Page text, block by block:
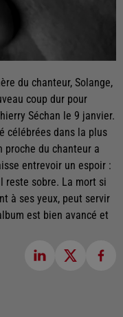
du chanteur, Solange,
coup dur pour
Séchan le 9 janvier.
célébrées dans la plus
du chanteur a
entrevoir un espoir :
reste sobre. La mort si
à ses yeux, peut servir
est bien avancé et